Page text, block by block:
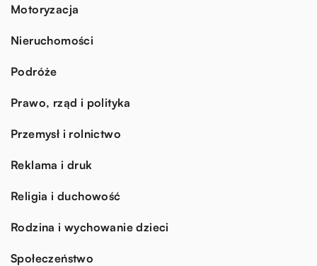
Motoryzacja
Nieruchomości
Podróże
Prawo, rząd i polityka
Przemysł i rolnictwo
Reklama i druk
Religia i duchowość
Rodzina i wychowanie dzieci
Społeczeństwo